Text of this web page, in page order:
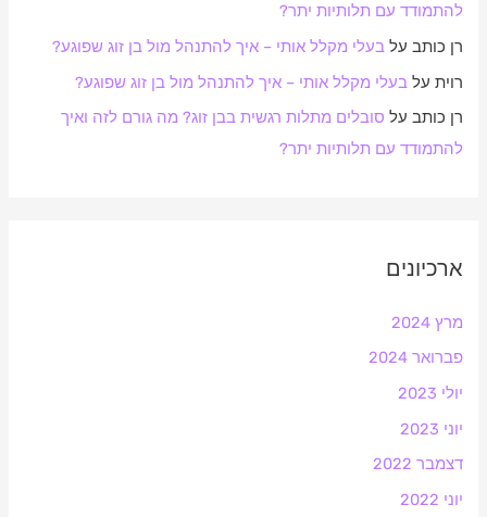
להתמודד עם תלותיות יתר?
רן כותב עלבעלי מקלל אותי – איך להתנהל מול בן זוג שפוגע?
רוית עלבעלי מקלל אותי – איך להתנהל מול בן זוג שפוגע?
רן כותב על סובלים מתלות רגשית בבן זוג? מה גורם לזה ואיך
להתמודד עם תלותיות יתר?
ארכיונים
מרץ 2024
פברואר 2024
יולי 2023
יוני 2023
דצמבר 2022
יוני 2022